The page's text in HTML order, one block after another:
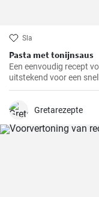
Sla
Pasta met tonijnsaus
Een eenvoudig recept
uitstekend voor een
resultaat uitstekend.
Gretarezepte